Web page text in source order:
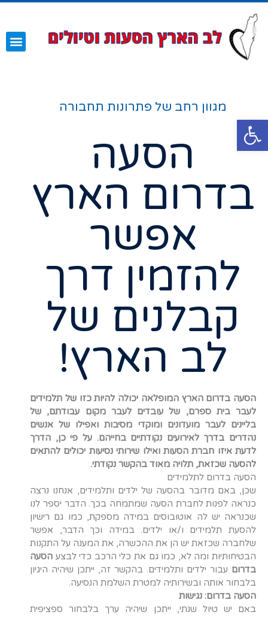
מגוון רחב של פתרונות תחבורה
הסעה
בדרום הארץ
אפשר
להזמין דרך
קבלנים של
לב הארץ!
הסעה בדרום הארץ המופלאה יכולה להיות כזו של תלמידים
לעבר בית ספרם, של עובדים לעבר מקום עבודתם, של
בליינים לעבר מועדונים ומוקדי מסיבות ואפילו של אנשים
נהדרים בדרך לאירועים נקודתיים בחייהם. על פי כן, הדרך
לדעת איזו חברת הסעות ואילו שירותי נסיעות יכולים להתאים
להסעה שכזאת, תלויה מאוד בהקשר נקודתי.
הסעה בדרום לתלמידים
שכן, באם מדובר בהסעה של ילדים ותלמידים, אנחנו נרצה
כנראה לפנות לחברת הסעה שמתמחה בכך. הדבר יספר לנו
שכנראה יש לה אוטובוסים במידה מספקת, כמו גם רישיון
להסעת תלמידים ו/או ילדים. במידה וכך הדבר, אפשר
שלחברה שכזאת יש הן את ההכשרה, את המענה על התקנות
הבטיחותיות ומה לא, כמו גם את כלי הרכב כדי לבצע הסעה
בדרום עבור ילדים ותלמידים. בהקשר זה, ייתכן שיהיה היגיון
בלבחור אותה ובשירותיה למטרת השלמת הנסיעה.
הסעה בדרום: נגישות
באם יש טיול שנתי, ייתכן שיהיה ערך בלבחור ספציפית
פתח סרגל נגישות